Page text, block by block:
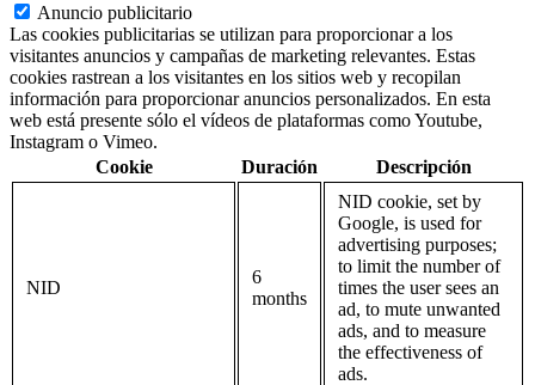
Anuncio publicitario
Las cookies publicitarias se utilizan para proporcionar a los
visitantes anuncios y campañas de marketing relevantes. Estas
cookies rastrean a los visitantes en los sitios web y recopilan
información para proporcionar anuncios personalizados. En esta
web está presente sólo el vídeos de plataformas como Youtube,
Instagram o Vimeo.
Cookie
Duración Descripción
NID
6
months
NID cookie, set by
Google, is used for
advertising purposes;
to limit the number of
times the user sees an
ad, to mute unwanted
ads, and to measure
the effectiveness of
ads.